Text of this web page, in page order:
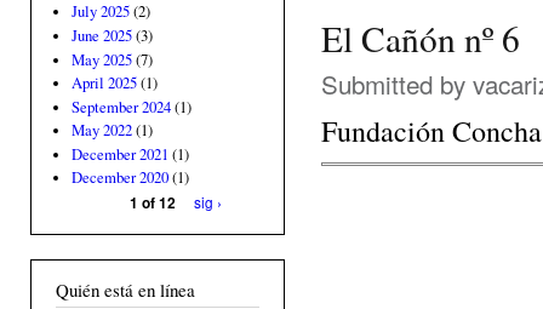
July 2025(2)
June 2025(3)
May 2025(7)
April 2025(1)
September 2024(1)
May 2022(1)
December 2021 (1)
December 2020(1)
1 of 12
sig ›
Quién está en línea
El Cañón nº 6
Submitted by
Fundación